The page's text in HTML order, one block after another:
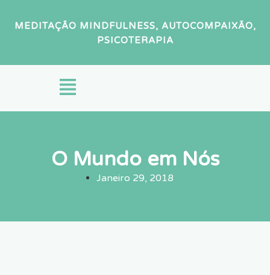
MEDITAÇÃO MINDFULNESS, AUTOCOMPAIXÃO,
PSICOTERAPIA
O Mundo em Nós
Janeiro 29, 2018